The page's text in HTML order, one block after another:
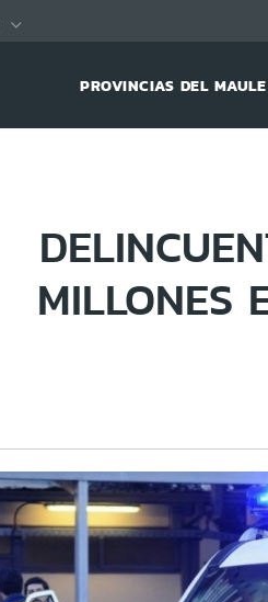
PROVINCIAS DEL MAULE
MILLONES